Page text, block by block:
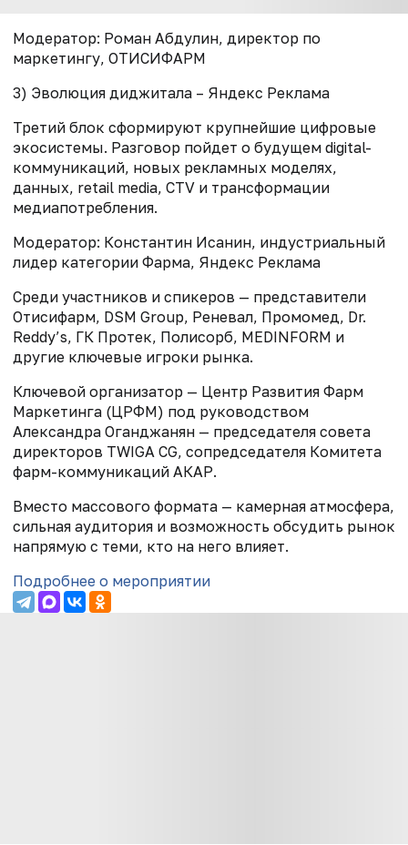
Модератор: Роман Абдулин, директор по
маркетингу, ОТИСИФАРМ
3) Эволюция диджитала – Яндекс Реклама
Третий блок сформируют крупнейшие цифровые
экосистемы. Разговор пойдет о будущем digital-
коммуникаций, новых рекламных моделях,
данных, retail media, CTV и трансформации
медиапотребления.
Модератор: Константин Исанин, индустриальный
лидер категории Фарма, Яндекс Реклама
Среди участников и спикеров — представители
Отисифарм, DSM Group, Реневал, Промомед, Dr.
Reddy’s, ГК Протек, Полисорб, MEDINFORM и
другие ключевые игроки рынка.
Ключевой организатор — Центр Развития Фарм
Маркетинга (ЦРФМ) под руководством
Александра Оганджанян — председателя совета
директоров TWIGA CG, сопредседателя Комитета
фарм-коммуникаций АКАР.
Вместо массового формата — камерная атмосфера,
сильная аудитория и возможность обсудить рынок
напрямую с теми, кто на него влияет.
Подробнее о мероприятии